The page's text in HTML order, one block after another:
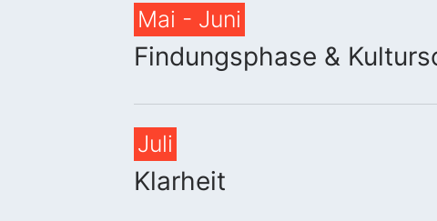
Mai - Juni
Findungsphase &
Juli
Klarheit